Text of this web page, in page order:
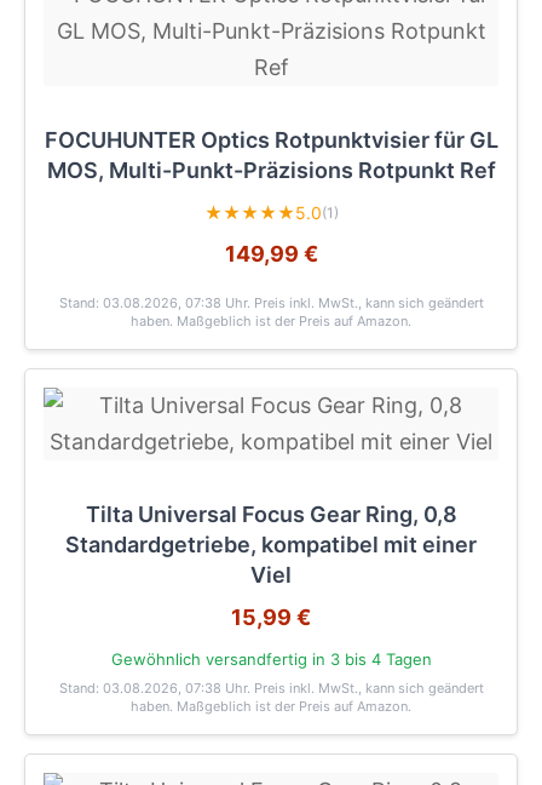
FOCUHUNTER Optics Rotpunktvisier für GL
MOS, Multi-Punkt-Präzisions Rotpunkt Ref
★★★★★5.0(1)
149,99 €
Stand: 03.08.2026, 07:38 Uhr. Preis inkl. MwSt., kann sich geändert
haben. Maßgeblich ist der Preis auf Amazon.
Tilta Universal Focus Gear Ring, 0,8
Standardgetriebe, kompatibel mit einer
Viel
15,99 €
Gewöhnlich versandfertig in 3 bis 4 Tagen
Stand: 03.08.2026, 07:38 Uhr. Preis inkl. MwSt., kann sich geändert
haben. Maßgeblich ist der Preis auf Amazon.